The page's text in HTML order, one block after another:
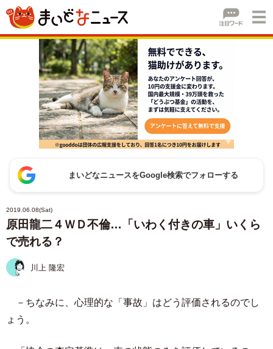
まいどなニュースをGoogle検索でフォローする
2019.06.08(Sat)
原田龍二４ＷＤ不倫…「いわく付きの車」いくら
で売れる？
川上 隆宏
－ちなみに、心理的な「事故」はどう評価されるのでし
ょう。